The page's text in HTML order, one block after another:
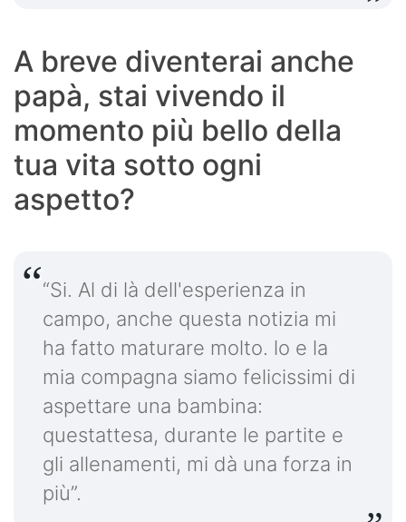
A breve diventerai anche
papà, stai vivendo il
momento più bello della
tua vita sotto ogni
aspetto?
“Si. Al di là dell'esperienza in
campo, anche questa notizia mi
ha fatto maturare molto. lo e la
mia compagna siamo felicissimi di
aspettare una bambina:
questattesa, durante le partite e
gli allenamenti, mi dà una forza in
più”.